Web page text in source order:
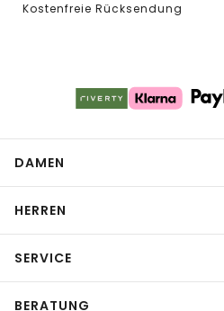
Kostenfreie Rücksendung
DAMEN
HERREN
SERVICE
BERATUNG